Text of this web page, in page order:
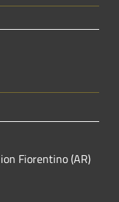
Fiorentino (AR)